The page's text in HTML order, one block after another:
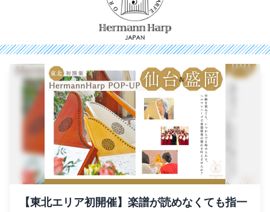
【東北エリア初開催】楽譜が読めなくても指一